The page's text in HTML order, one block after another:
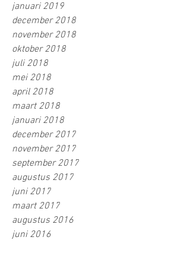
januari 2019
december 2018
november 2018
oktober 2018
juli 2018
mei 2018
april 2018
maart 2018
januari 2018
december 2017
november 2017
september 2017
augustus 2017
juni 2017
maart 2017
augustus 2016
juni 2016